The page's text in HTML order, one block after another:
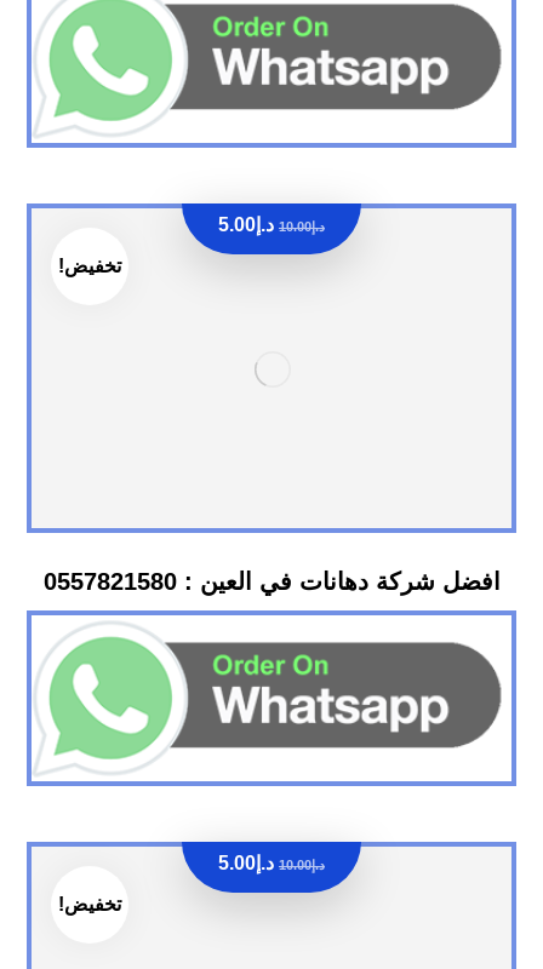
تخفيض!
افضل شركة دهانات في العين : 0557821580
د.إ10.00 د.إ5.00
تخفيض!
د.إ10.00 د.إ 5.00